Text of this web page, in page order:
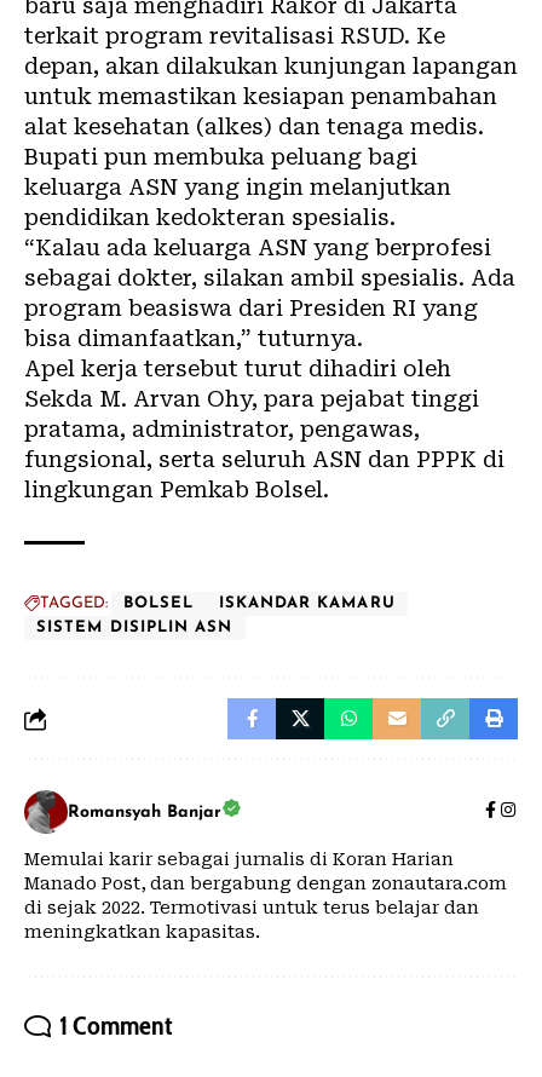
baru saja menghadiri Rakor di Jakarta
terkait program revitalisasi RSUD. Ke
depan, akan dilakukan kunjungan lapangan
untuk memastikan kesiapan penambahan
alat kesehatan (alkes) dan tenaga medis.
Bupati pun membuka peluang bagi
keluarga ASN yang ingin melanjutkan
pendidikan kedokteran spesialis.
“Kalau ada keluarga ASN yang berprofesi
sebagai dokter, silakan ambil spesialis. Ada
program beasiswa dari Presiden RI yang
bisa dimanfaatkan,” tuturnya.
Apel kerja tersebut turut dihadiri oleh
Sekda M. Arvan Ohy, para pejabat tinggi
pratama, administrator, pengawas,
fungsional, serta seluruh ASN dan PPPK di
lingkungan Pemkab Bolsel.
TAGGED: BOLSEL
ISKANDAR KAMARU
SISTEM DISIPLIN ASN
Romansyah Banjar
Memulai karir sebagai jurnalis di Koran Harian
Manado Post, dan bergabung dengan zonautara.com
di sejak 2022. Termotivasi untuk terus belajar dan
meningkatkan kapasitas.
1 Comment